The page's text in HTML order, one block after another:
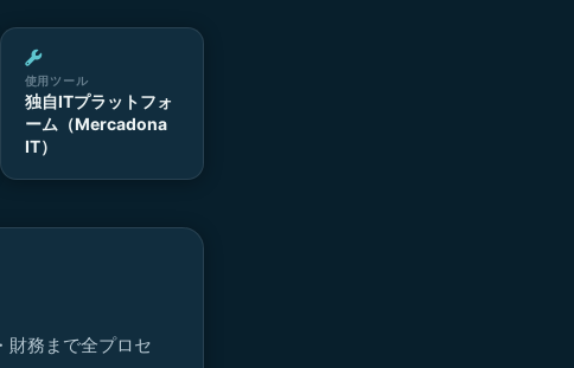
使用ツール
独自ITプラットフォ
ーム（Mercadona
IT）
財務まで全プロセ